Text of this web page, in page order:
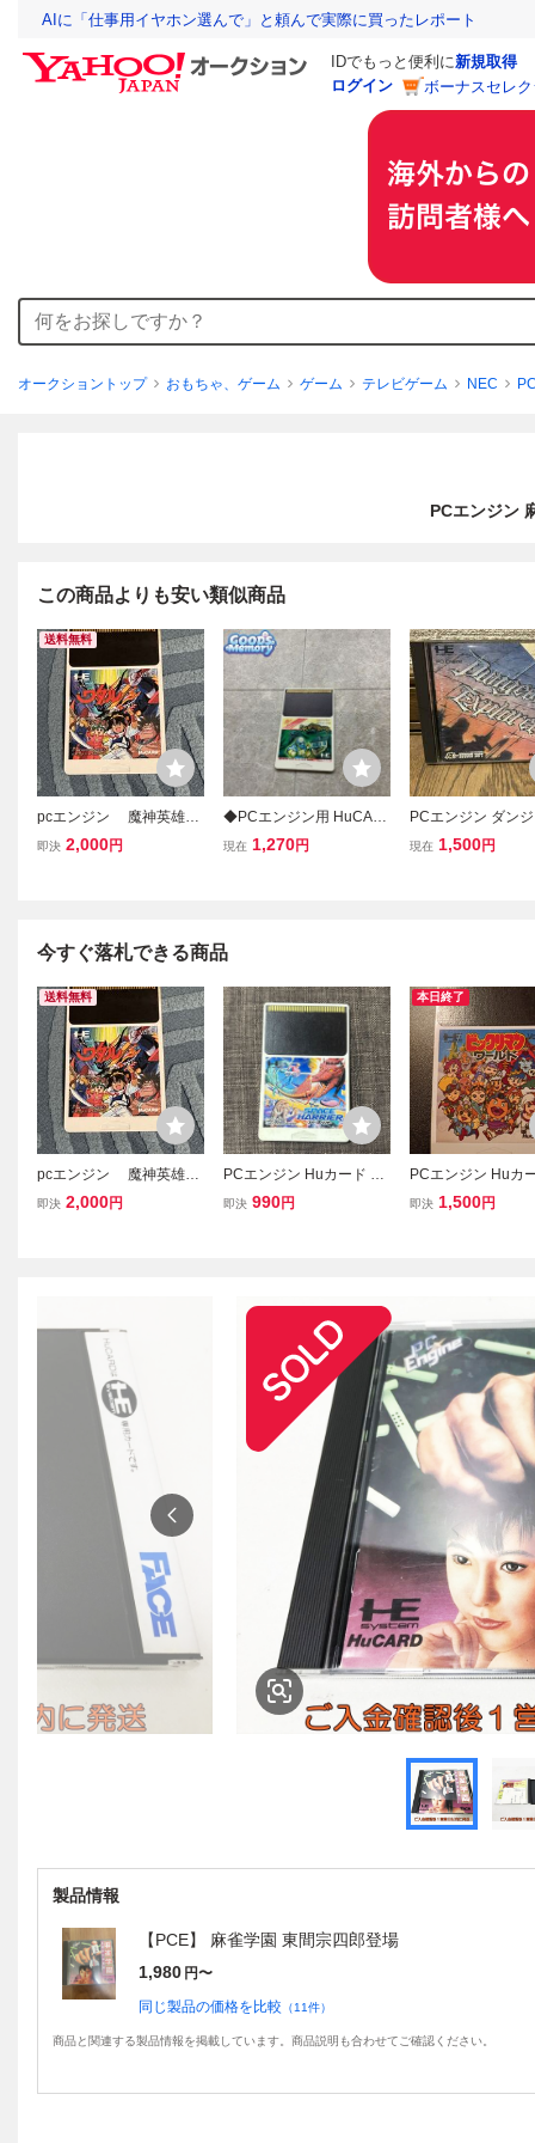
AIに「仕事用イヤホン選んで」と頼んで実際に買ったレポート
IDでもっと便利に新規取得
ログイン
ボーナスセレ
オークショントップ おもちゃ、ゲーム ゲーム テレビゲーム NEC
PCエンジン
この商品よりも安い類似商品
送料無料
pcエンジン 魔神英雄伝
ワタル HuCARD Huカー
即決 2,000円
◆PCエンジン用 HuCAR
D スプラッターハウス ソ
現在 1,270円
PCエンジン ダン
クスプローラー ケ
現在 1,500円
今すぐ落札できる商品
送料無料
pcエンジン 魔神英雄伝
ワタル HuCARD Huカー
即決 2,000円
PCエンジン Huカード SE
GA SPACE HARRIER セ
即決 990円
本日終了
PCエンジン Huカ
ックリマンワール
即決 1,500円
製品情報
【PCE】 麻雀学園 東間宗四郎登場
1,980 円〜
同じ製品の価格を比較 （11件）
商品と関連する製品情報を掲載しています。商品説明も合わせてご確認ください。